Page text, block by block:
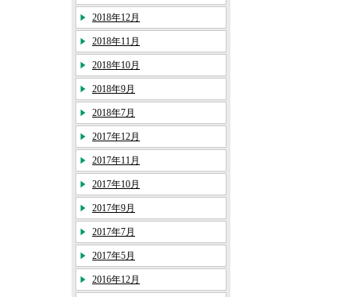
2018年12月
2018年11月
2018年10月
2018年9月
2018年7月
2017年12月
2017年11月
2017年10月
2017年9月
2017年7月
2017年5月
2016年12月